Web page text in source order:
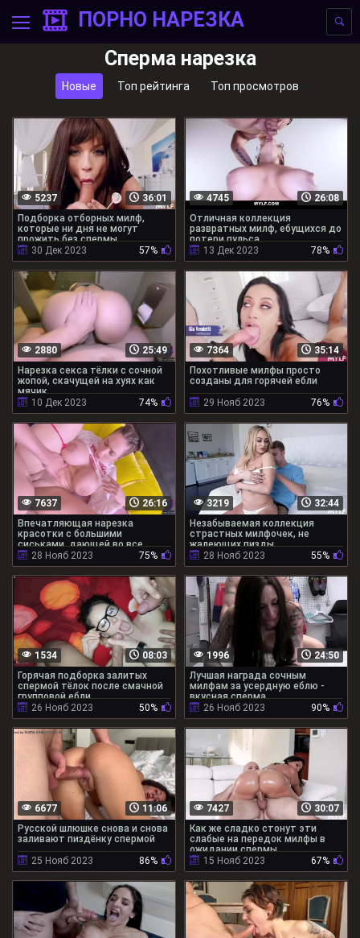
ПОРНО НАРЕЗКА
Сперма нарезка
Новые Топ рейтинга Топ просмотров
36:01
5237
Подборка отборных милф,
которые ни дня не могут
прожить без спермы
30 Дек 2023
57%
26:08
4745
Отличная коллекция
развратных милф, ебущихся до
потери пульса
13 Дек 2023
78%
25:49
2880
Нарезка секса тёлки с сочной
жопой, скачущей на хуях как
мячик
10 Дек 2023
74%
35:14
7364
Похотливые милфы просто
созданы для горячей ебли
29 Нояб 2023
76%
26:16
7637
Впечатляющая нарезка
красотки с большими
сиськами, дающей во все
дырки28 Нояб 2023 75%
32:44
3219
Незабываемая коллекция
страстных милфочек, не
жалеющих пизды
28 Нояб 2023
55%
08:03
1534
Горячая подборка залитых
спермой тёлок после смачной
групповой ебли
26 Нояб 2023
50%
24:50
1996
Лучшая награда сочным
милфам за усердную еблю -
вкусная сперма
26 Нояб 2023
90%
11:06
6677
Русской шлюшке снова и снова
заливают пиздёнку спермой
25 Нояб 2023
86%
30:07
7427
Как же сладко стонут эти
слабые на передок милфы в
ожидании спермы
15 Нояб 2023
67%